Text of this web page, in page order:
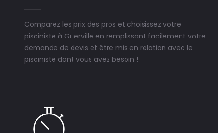
Comparez les prix des pros et choisissez votre
pisciniste à Guerville en remplissant facilement votre
demande de devis et être mis en relation avec le
pisciniste dont vous avez besoin !